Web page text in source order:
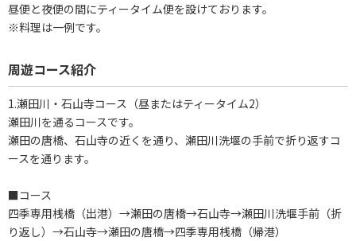
昼便と夜便の間にティータイム便を設けております。
※料理は一例です。
周遊コース紹介
1.瀬田川・石山寺コース（昼またはティータイム2）
瀬田川を通るコースです。
瀬田の唐橋、石山寺の近くを通り、瀬田川洗堰の手前で折り返すコ
ースを通ります。
■コース
四季専用桟橋（出港）→瀬田の唐橋→石山寺→瀬田川洗堰手前（折
り返し）→石山寺→瀬田の唐橋→四季専用桟橋（帰港）